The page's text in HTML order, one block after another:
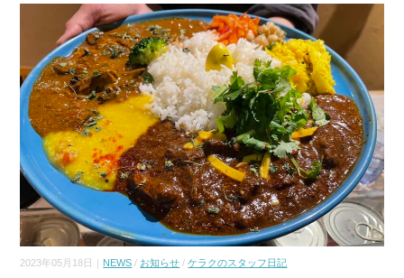
2023年05月18日｜ NEWS / お知らせ /ケラクのスタッフ日記